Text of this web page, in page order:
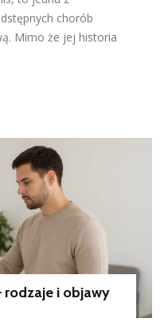
chorób
Mimo że jej historia
rodzaje i objawy